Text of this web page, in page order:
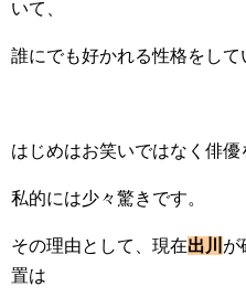
いて、
誰にでも好かれる性格をして
はじめはお笑いではなく俳
私的には少々驚きです。
その理由として、現在出川 が
置は